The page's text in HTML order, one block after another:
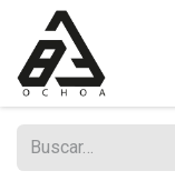
Ir al contenido